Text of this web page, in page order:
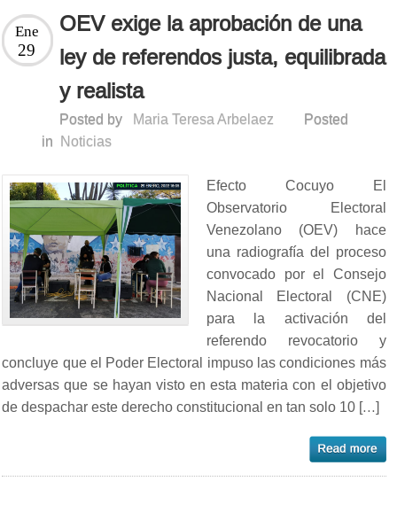
OEV exige la aprobación de una
ley de referendos justa, equilibrada
y realista
Ene
29
Posted by Maria Teresa Arbelaez
Posted
in
Noticias
Efecto Cocuyo El
Observatorio Electoral
Venezolano (OEV) hace
una radiografía del proceso
convocado por el Consejo
Nacional Electoral (CNE)
para la activación del
referendo revocatorio y
concluye que el Poder Electoral impuso las condiciones más
adversas que se hayan visto en esta materia con el objetivo
de despachar este derecho constitucional en tan solo 10 […]